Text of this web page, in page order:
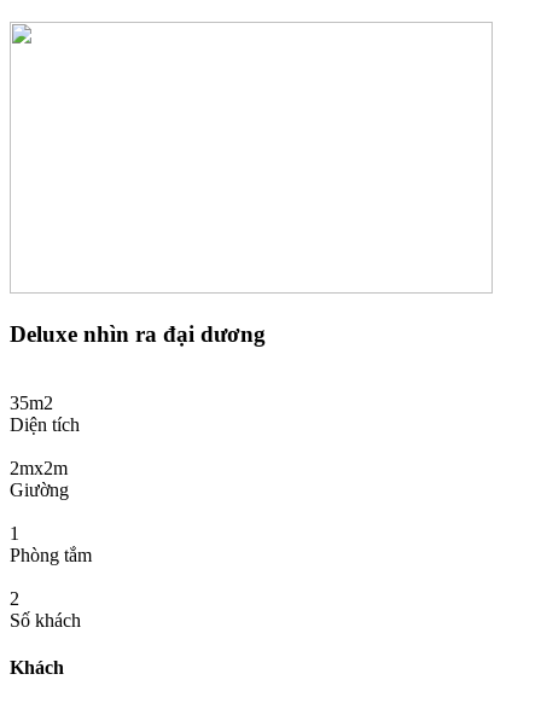
Deluxe nhìn ra đại dương
35m2
Diện tích
2mx2m
Giường
1
Phòng tắm
2
Số khách
Khách